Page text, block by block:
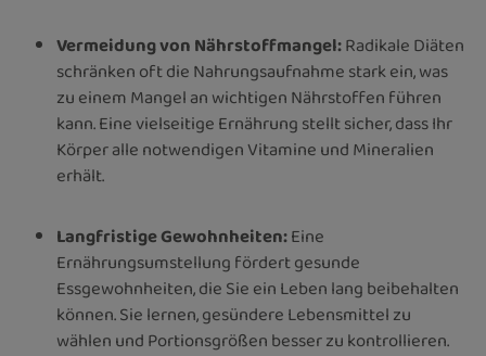
Vermeidung von Nährstoffmangel:Radikale Diäten
schränken oft die Nahrungsaufnahme stark ein, was
zu einem Mangel an wichtigen Nährstoffen führen
kann. Eine vielseitige Ernährung stellt sicher, dass Ihr
Körper alle notwendigen Vitamine und Mineralien
erhält.
Langfristige Gewohnheiten:Eine
Ernährungsumstellung fördert gesunde
Essgewohnheiten, die Sie ein Leben lang beibehalten
können. Sie lernen, gesündere Lebensmittel zu
wählen und Portionsgrößen besser zu kontrollieren.